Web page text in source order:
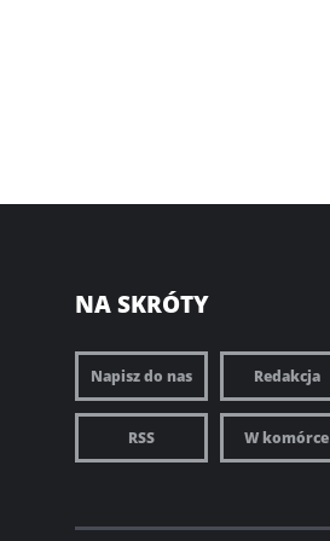
NA SKRÓTY
Napisz do nas Redakcja
RSS W komórce